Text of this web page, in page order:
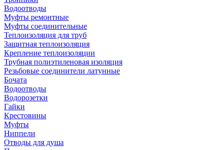
Водоотводы
Муфты ремонтные
Муфты соединительные
Теплоизоляция для труб
Защитная теплоизоляция
Крепление теплоизоляции
Трубная полиэтиленовая изоляция
Резьбовые соединители латунные
Бочата
Водоотводы
Водорозетки
Гайки
Крестовины
Муфты
Ниппели
Отводы для душа